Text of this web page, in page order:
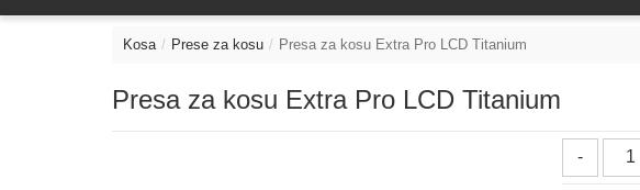
Kosa Prese za kosu Presa za kosu Extra Pro LCD Titanium
Presa za kosu Extra Pro LCD Titanium